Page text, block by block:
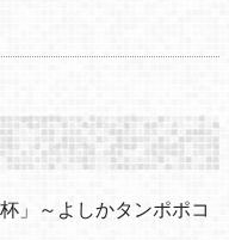
」～よしかタンポポコ